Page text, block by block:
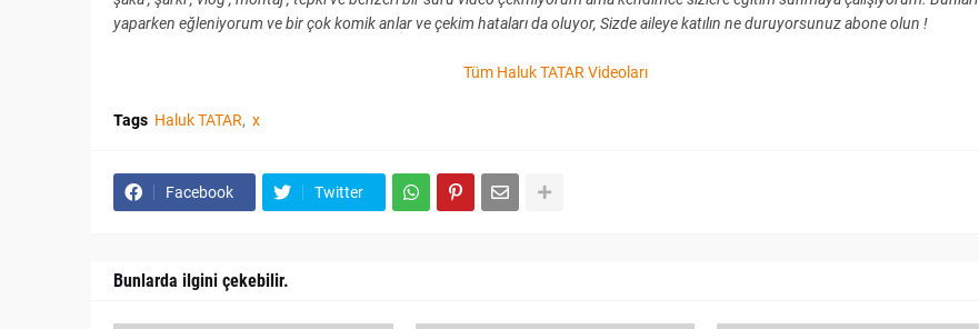
yaparken eğleniyorum ve bir çok komik anlar ve çekim hataları da oluyor, Sizde aileye katılın ne duruyorsunuz abone olun !
Tüm Haluk TATAR Videoları
Tags Haluk TATAR x
Facebook Twitter
Bunlarda ilgini çekebilir.